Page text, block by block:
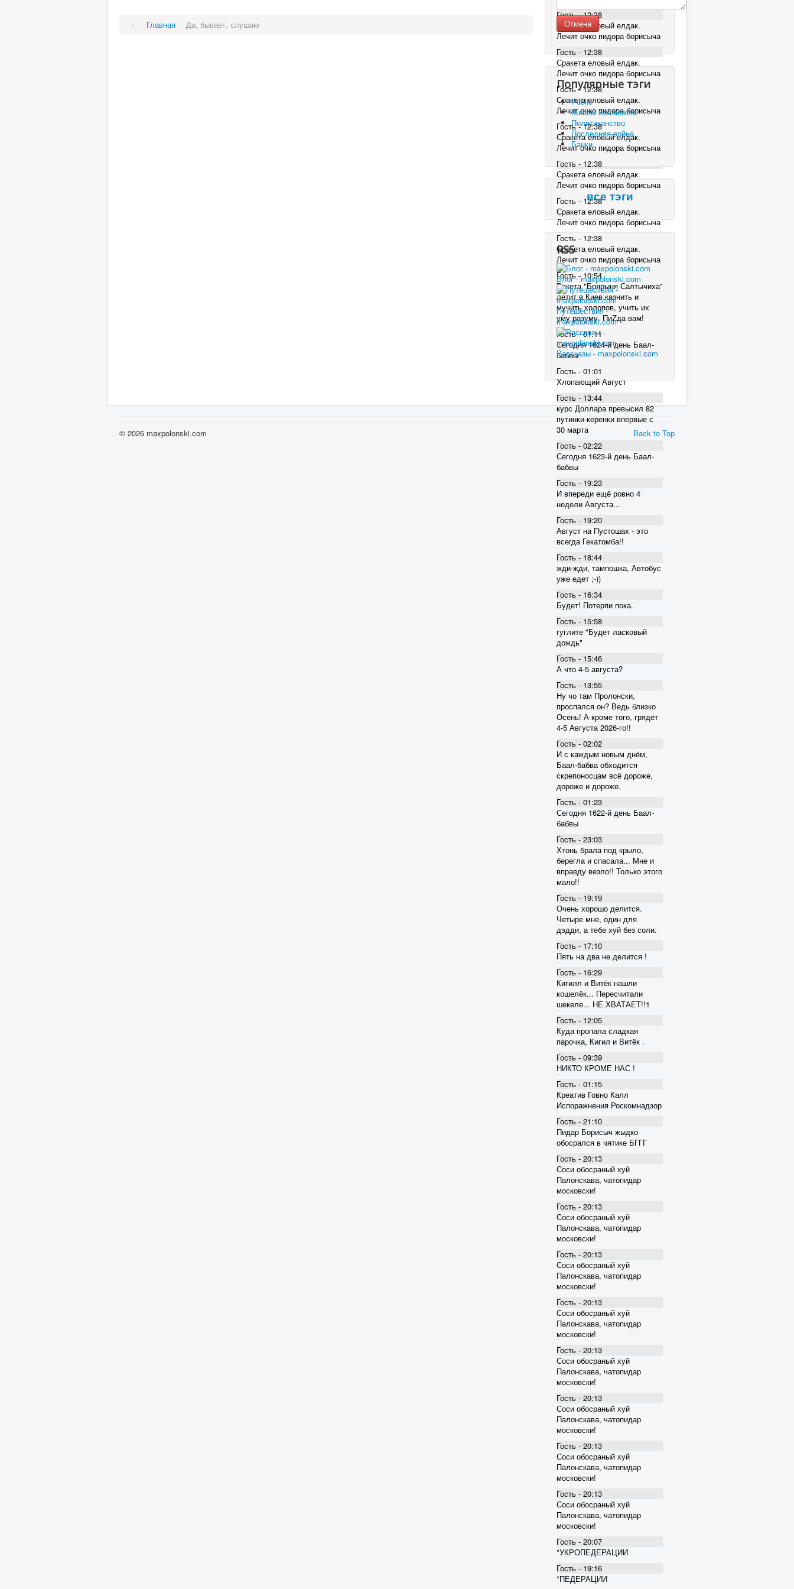
Главная Да, бывает, слушаю
Гость - 12:38
Сракета еловый елдак.
Лечит очко пидора борисыча
Гость - 12:38
Сракета еловый елдак.
Лечит очко пидора борисыча
Гость - 12:38
Сракета еловый елдак.
Лечит очко пидора борисыча
Гость - 12:38
Сракета еловый елдак.
Лечит очко пидора борисыча
Гость - 12:38
Сракета еловый елдак.
Лечит очко пидора борисыча
Гость - 12:38
Сракета еловый елдак.
Лечит очко пидора борисыча
Гость - 12:38
Сракета еловый елдак.
Лечит очко пидора борисыча
Гость - 10:54
Ракета "Боярыня Салтычиха"
летит в Киев казнить и
мучить холопов, учить их
уму разуму. ПиZда вам!
Гость - 01:11
Сегодня 1624-й день Баал-
бабвы
Гость - 01:01
Хлопающий Август
Гость - 13:44
курс Доллара превысил 82
пyтинки-керенки впервые с
30 марта
Гость - 02:22
Сегодня 1623-й день Баал-
бабвы
Гость - 19:23
И впереди ещё ровно 4
недели Августа...
Гость - 19:20
Август на Пустошах - это
всегда Гекатомба!!
Гость - 18:44
жди-жди, тампошка, Автобус
уже едет ;-))
Гость - 16:34
Будет! Потерпи пока.
Гость - 15:58
гуглите "Будет ласковый
дождь"
Гость - 15:46
А что 4-5 августа?
Гость - 13:55
Ну чо там Пролонски,
проспался он? Ведь близко
Осень! А кроме того, грядёт
4-5 Августа 2026-го!!
Гость - 02:02
И с каждым новым днём,
Баал-бабва обходится
скрепоносцам всё дороже,
дороже и дороже.
Гость - 01:23
Сегодня 1622-й день Баал-
бабвы
Гость - 23:03
Хтонь брала под крыло,
берегла и спасала... Мне и
вправду везло!! Только этого
мало!!
Гость - 19:19
Очень хорошо делится.
Четыре мне, один для
дэдди, а тебе хуй без соли.
Гость - 17:10
Пять на два не делится !
Гость - 16:29
Кигилл и Витёк нашли
кошелёк... Пересчитали
шекеле... НЕ ХВАТАЕТ!!1
Гость - 12:05
Куда пропала сладкая
парочка, Кигил и Витёк .
Гость - 09:39
НИКТО КРОМЕ НАС !
Гость - 01:15
Креатив Говно Калл
Испоражнения Роскомнадзор
Гость - 21:10
Пидар Борисыч жыдко
обосрался в чятике БГГГ
Гость - 20:13
Соси обосраный хуй
Палонскава, чатопидар
московски!
Гость - 20:13
Соси обосраный хуй
Палонскава, чатопидар
московски!
Гость - 20:13
Соси обосраный хуй
Палонскава, чатопидар
московски!
Гость - 20:13
Соси обосраный хуй
Палонскава, чатопидар
московски!
Гость - 20:13
Соси обосраный хуй
Палонскава, чатопидар
московски!
Гость - 20:13
Соси обосраный хуй
Палонскава, чатопидар
московски!
Гость - 20:13
Соси обосраный хуй
Палонскава, чатопидар
московски!
Гость - 20:13
Соси обосраный хуй
Палонскава, чатопидар
московски!
Гость - 20:07
*УКРОПЕДЕРАЦИИ
Гость - 19:16
*ПЕДЕРАЦИИ
Отмена
Популярные тэги
Public
Живем как можем
Политиканство
Последняя война
Банки
все тэги
RSS
Блог - maxpolonski.com
Путешествия -
maxpolonski.com
Рассказы - maxpolonski.com
Back to Top
© 2026 maxpolonski.com